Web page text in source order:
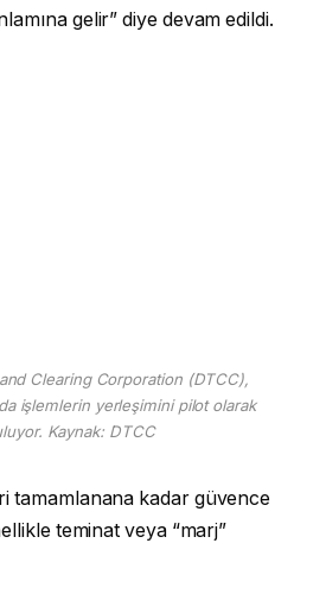
gelir” diye devam edildi.
Clearing Corporation (DTCC),
işlemlerin yerleşimini pilot olarak
Kaynak: DTCC
tamamlanana kadar güvence
teminat veya “marj”